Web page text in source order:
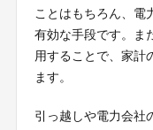
ことはもちろん、電
有効な手段です。ま
用することで、家計
ます。
引っ越しや電力会社